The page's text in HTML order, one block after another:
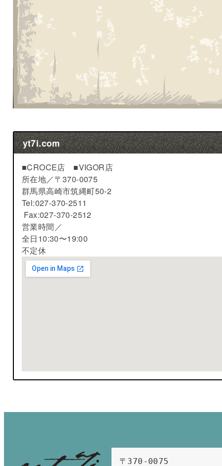
yt7i.com
■CROCE店 ■VIGOR店
所在地／〒370-0075
群馬県高崎市筑縄町50-2
Tel:027-370-2511
Fax:027-370-2512
営業時間／
全日10:30〜19:00
不定休
〒370-0075